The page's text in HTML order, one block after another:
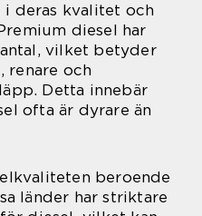
deras kvalitet och
diesel har
vilket betyder
och
Detta innebär
ofta är dyrare än
beroende
länder har striktare